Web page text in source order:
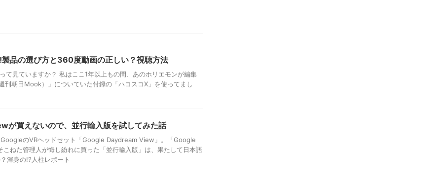
品の選び方と360度動画の正しい？視聴方法
て見ていますか？ 私はここ1年以上もの間、あのホリエモンが編集
刊朝日Mook）」についていた付録の「ハコスコX」を使ってまし
買えないので、並行輸入版を試してみた話
のVRヘッドセット「Google Daydream View」。「Google
ねた管理人が悔し紛れに買った「並行輸入版」は、果たして日本語
渾身の!?人柱レポート